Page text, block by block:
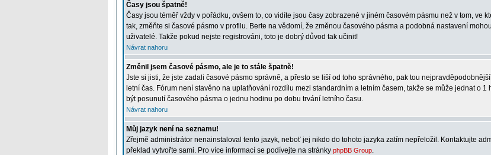
Časy jsou špatně!
Časy jsou téměř vždy v pořádku, ovšem to, co vidíte jsou časy zobrazené v jiném časovém pásmu než v tom, ve
tak, změňte si časové pásmo v profilu. Berte na vědomí, že změnou časového pásma a podobná nastavení
uživatelé. Takže pokud nejste registrováni, toto je dobrý důvod tak učinit!
Návrat nahoru
Změnil jsem časové pásmo, ale je to stále špatně!
Jste si jisti, že jste zadali časové pásmo správně, a přesto se liší od toho správného, pak tou
letní čas. Fórum není stavěno na uplatňování rozdílu mezi standardním a letním časem, takže se může jednat o 1
být posunutí časového pásma o jednu hodinu po dobu trvání letního času.
Návrat nahoru
Můj jazyk není na seznamu!
Zřejmě administrátor nenainstaloval tento jazyk, neboť jej nikdo do tohoto jazyka zatím nepřeložil. Kontaktujte
překlad vytvořte sami. Pro více informací se podívejte na stránky phpBB Group.